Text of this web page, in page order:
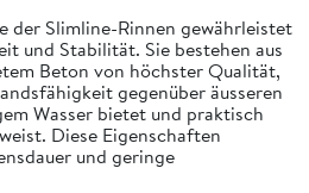
der Slimline-Rinnen gewährleistet
und Stabilität. Sie bestehen aus
Beton von höchster Qualität,
gegenüber äusseren
Wasser bietet und praktisch
Diese Eigenschaften
und geringe